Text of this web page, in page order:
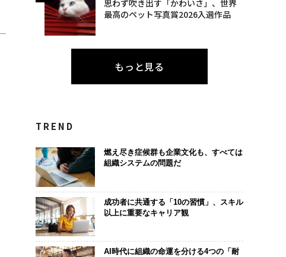
思わず吹き出す「かわいさ」、世界
最高のペット写真賞2026入選作品
もっと見る
TREND
燃え尽き症候群も企業文化も、すべては
組織システムの問題だ
成功者に共通する「10の習慣」、スキル
以上に重要なキャリア観
AI時代に組織の命運を分ける4つの「耐